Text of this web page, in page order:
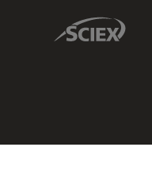
Sciex Link